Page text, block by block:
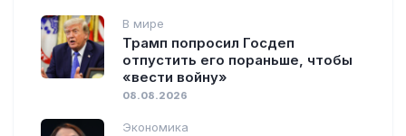
В мире
Трамп попросил Госдеп
отпустить его пораньше, чтобы
«вести войну»
08.08.2026
Экономика